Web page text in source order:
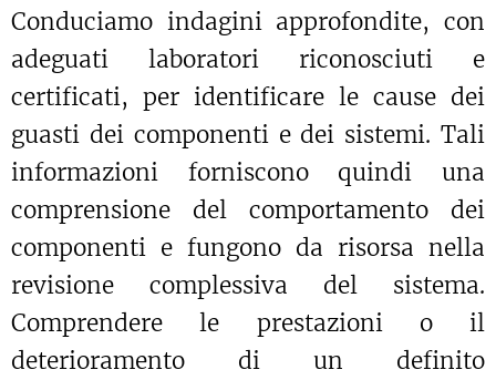
Conduciamo indagini approfondite, con
adeguati laboratori riconosciuti e
certificati, per identificare le cause dei
guasti dei componenti e dei sistemi. Tali
informazioni forniscono quindi una
comprensione del comportamento dei
componenti e fungono da risorsa nella
revisione complessiva del sistema.
Comprendere le prestazioni o il
deterioramento di un definito